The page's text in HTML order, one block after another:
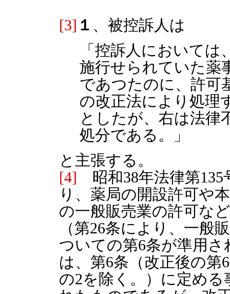
[3] １ 、被控訴人は
「控訴人において
施行せられていた薬
であつたのに、許可
の改正法により処理
としたが、右は法律
処分である。」
と主張する。
[4] 昭和38年法律第135
り、薬局の開設許可や
の一般販売業の許可な
（第26条により、一般
ついての第6条が準用
は、第6条（改正後の第
の2を除く。）に定め